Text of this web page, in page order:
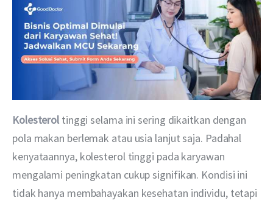
Kolesterol tinggi selama ini sering dikaitkan dengan
pola makan berlemak atau usia lanjut saja. Padahal
kenyataannya, kolesterol tinggi pada karyawan
mengalami peningkatan cukup signifikan. Kondisi ini
tidak hanya membahayakan kesehatan individu, tetapi